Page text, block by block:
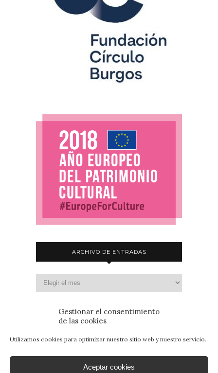
Gestionar el consentimiento
de las cookies
Utilizamos cookies para optimizar nuestro sitio web y nuestro servicio.
Aceptar cookies
ARCHIVO DE ENTRADAS